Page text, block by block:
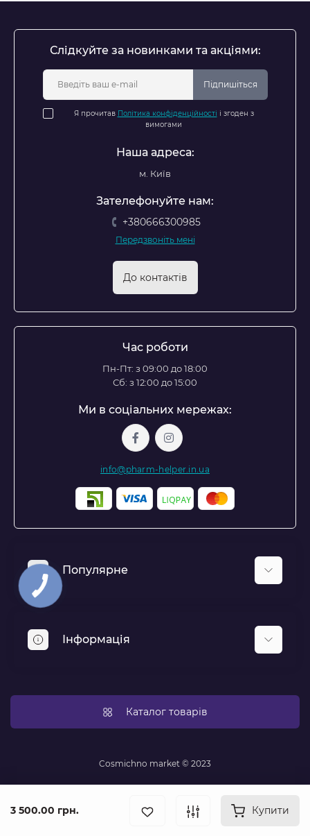
3 500.00 грн. Купити
Слідкуйте за новинками та акціями:
Підпишіться
Я прочитав Політика конфіденційності і згоден з
вимогами
Наша адреса:
м. Київ
Зателефонуйте нам:
+380666300985
Передзвоніть мені
До контактів
Час роботи
Пн-Пт: з 09:00 до 18:00
Сб: з 12:00 до 15:00
Ми в соціальних мережах:
info@pharm-helper.in.ua
Популярне
Респіратори та захисні екрани для обличчя
Аптечки та медичні комплекти
Засоби індивідуального захисту
Інформація
Новини
Доставка і оплата
Повернення товару
Каталог товарів
Cosmichno market © 2023